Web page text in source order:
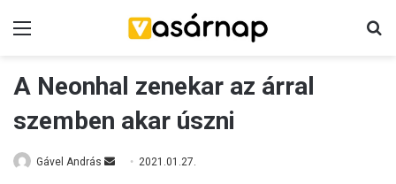
A Neonhal zenekar az árral
szemben akar úszni
Gável András 2021.01.27.